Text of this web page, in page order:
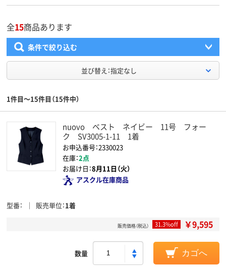
全15商品あります
条件で絞り込む
並び替え：指定なし
1件目～15件目（15件中）
nuovo ベスト ネイビー 11号 フォー
ク SV3005-1-11 1着
お申込番号：2330023
在庫：2点
お届け日：8月11日（火）
アスクル在庫商品
型番 販売単位 1着
販売価格（税込） 31.3%off ￥9,595
数量 カゴへ